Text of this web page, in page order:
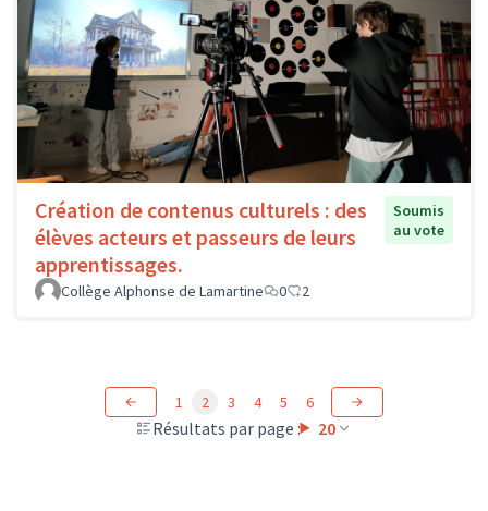
Création de contenus culturels : des
élèves acteurs et passeurs de leurs
apprentissages.
Soumis
au vote
Collège Alphonse de Lamartine 0 2
Résultats par page : 20
1 2 3 4 5 6